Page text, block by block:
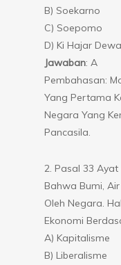
B) Soekarno
C) Soepomo
D) Ki Hajar
Jawaban: A
Pembahasan:
Yang Pertama
Negara Yang
Pancasila.
2. Pasal 33 Ayat
Bahwa Bumi,
Oleh Negara.
Ekonomi
A) Kapitalisme
B) Liberalisme